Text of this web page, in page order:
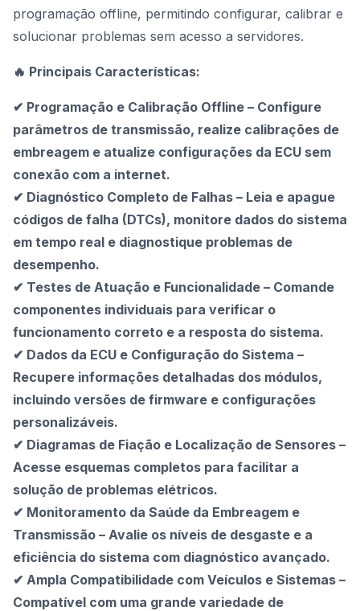
programação offline, permitindo configurar, calibrar e
solucionar problemas sem acesso a servidores.
🔥 Principais Características:
✔ Programação e Calibração Offline – Configure
parâmetros de transmissão, realize calibrações de
embreagem e atualize configurações da ECU sem
conexão com a internet.
✔ Diagnóstico Completo de Falhas – Leia e apague
códigos de falha (DTCs), monitore dados do sistema
em tempo real e diagnostique problemas de
desempenho.
✔ Testes de Atuação e Funcionalidade – Comande
componentes individuais para verificar o
funcionamento correto e a resposta do sistema.
✔ Dados da ECU e Configuração do Sistema –
Recupere informações detalhadas dos módulos,
incluindo versões de firmware e configurações
personalizáveis.
✔ Diagramas de Fiação e Localização de Sensores –
Acesse esquemas completos para facilitar a
solução de problemas elétricos.
✔ Monitoramento da Saúde da Embreagem e
Transmissão – Avalie os níveis de desgaste e a
eficiência do sistema com diagnóstico avançado.
✔ Ampla Compatibilidade com Veículos e Sistemas –
Compatível com uma grande variedade de